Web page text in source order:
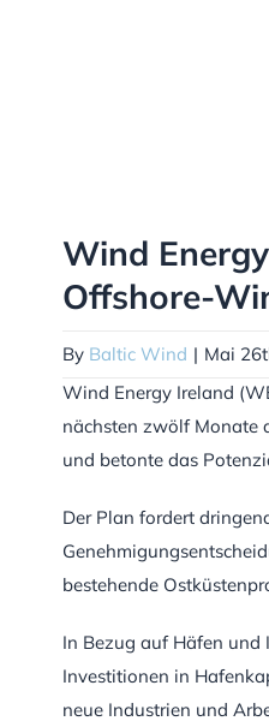
Wind
Offshore-
By Baltic Wind | Mai
Wind Energy Ireland
nächsten zwölf Monate
und betonte das
Der Plan fordert
bestehende
In Bezug auf Häfen
Investitionen in
neue Industrien und